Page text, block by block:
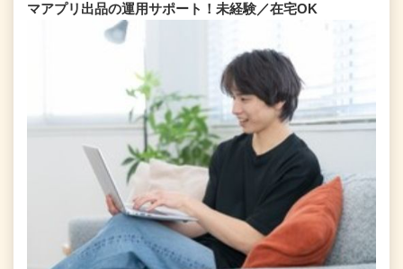
マアプリ出品の運用サポート！未経験／在宅OK